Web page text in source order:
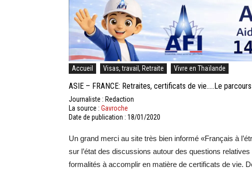
Accueil Visas, travail, Retraite Vivre en Thaïlande
ASIE – FRANCE: Retraites, certificats de vie…..Le
Journaliste : Redaction
La source : Gavroche
Date de publication : 18/01/2020
Un grand merci au site très bien informé «Français à
sur l’état des discussions autour des questions
formalités à accomplir en matière de certificats de vie.